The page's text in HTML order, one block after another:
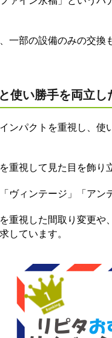
一部の設備のみの交
使い勝手を両立し
ンパクトを重視し、使
重視して見た目を飾り
ヴィンテージ」「アン
重視した間取り変更
しています。